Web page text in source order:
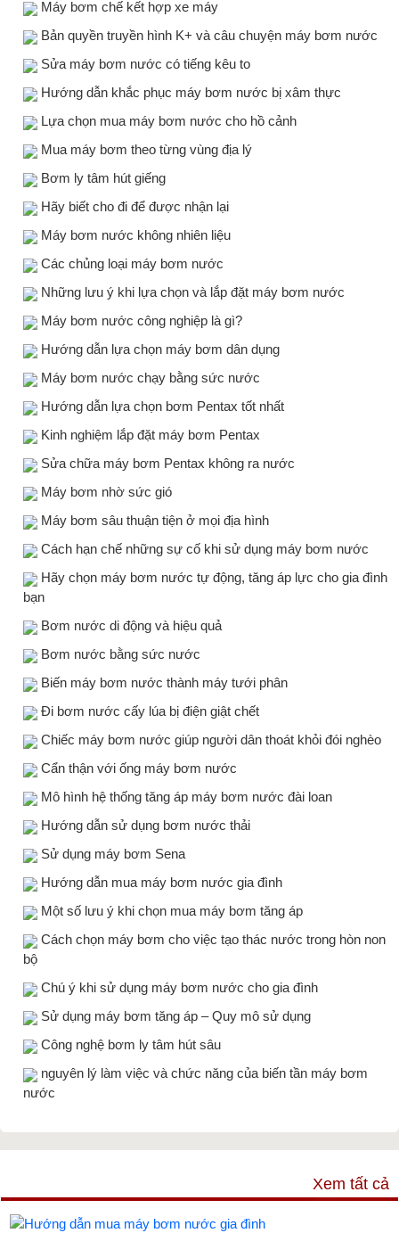
Máy bơm chế kết hợp xe máy
Bản quyền truyền hình K+ và câu chuyện máy bơm nước
Sửa máy bơm nước có tiếng kêu to
Hướng dẫn khắc phục máy bơm nước bị xâm thực
Lựa chọn mua máy bơm nước cho hồ cảnh
Mua máy bơm theo từng vùng địa lý
Bơm ly tâm hút giếng
Hãy biết cho đi để được nhận lại
Máy bơm nước không nhiên liệu
Các chủng loại máy bơm nước
Những lưu ý khi lựa chọn và lắp đặt máy bơm nước
Máy bơm nước công nghiệp là gì?
Hướng dẫn lựa chọn máy bơm dân dụng
Máy bơm nước chạy bằng sức nước
Hướng dẫn lựa chọn bơm Pentax tốt nhất
Kinh nghiệm lắp đặt máy bơm Pentax
Sửa chữa máy bơm Pentax không ra nước
Máy bơm nhờ sức gió
Máy bơm sâu thuận tiện ở mọi địa hình
Cách hạn chế những sự cố khi sử dụng máy bơm nước
Hãy chọn máy bơm nước tự động, tăng áp lực cho gia đình
bạn
Bơm nước di động và hiệu quả
Bơm nước bằng sức nước
Biến máy bơm nước thành máy tưới phân
Đi bơm nước cấy lúa bị điện giật chết
Chiếc máy bơm nước giúp người dân thoát khỏi đói nghèo
Cẩn thận với ống máy bơm nước
Mô hình hệ thống tăng áp máy bơm nước đài loan
Hướng dẫn sử dụng bơm nước thải
Sử dụng máy bơm Sena
Hướng dẫn mua máy bơm nước gia đình
Một số lưu ý khi chọn mua máy bơm tăng áp
Cách chọn máy bơm cho việc tạo thác nước trong hòn non
bộ
Chú ý khi sử dụng máy bơm nước cho gia đình
Sử dụng máy bơm tăng áp – Quy mô sử dụng
Công nghệ bơm ly tâm hút sâu
nguyên lý làm việc và chức năng của biến tần máy bơm
nước
Xem tất cả